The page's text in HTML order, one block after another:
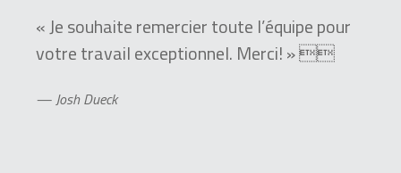
« Je souhaite remercier toute l’équipe pour
votre travail exceptionnel. Merci! » 
— Josh Dueck